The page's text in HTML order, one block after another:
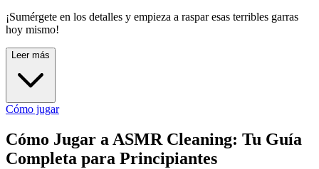
¡Sumérgete en los detalles y empieza a raspar esas terribles garras
hoy mismo!
Leer más
Cómo jugar
Cómo Jugar a ASMR Cleaning: Tu Guía
Completa para Principiantes